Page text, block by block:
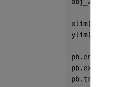
xlim([0,4])
ylim([0,3])